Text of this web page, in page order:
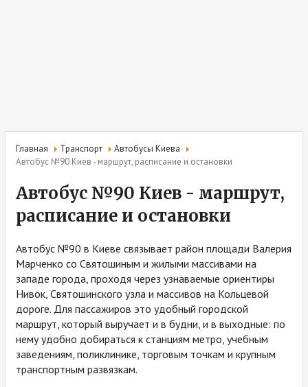
Главная Транспорт
Автобусы Киева
Автобус №90 Киев - маршрут, расписание и остановки
Автобус №90 Киев - маршрут,
расписание и остановки
Автобус №90 в Киеве связывает район площади Валерия
Марченко со Святошиным и жилыми массивами на
западе города, проходя через узнаваемые ориентиры
Нивок, Святошинского узла и массивов на Кольцевой
дороге. Для пассажиров это удобный городской
маршрут, который выручает и в будни, и в выходные: по
нему удобно добираться к станциям метро, учебным
заведениям, поликлинике, торговым точкам и крупным
транспортным развязкам.